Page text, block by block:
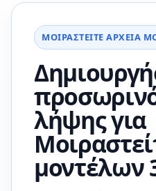
ΜΟΙΡΑΣΤΕΊΤΕ ΑΡΧΕΊΑ
λήψης για
μοντέλων